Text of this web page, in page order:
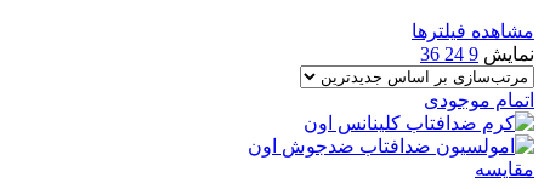
مشاهده فیلترها
نمایش 9
24
36
اتمام موجودی
مقایسه